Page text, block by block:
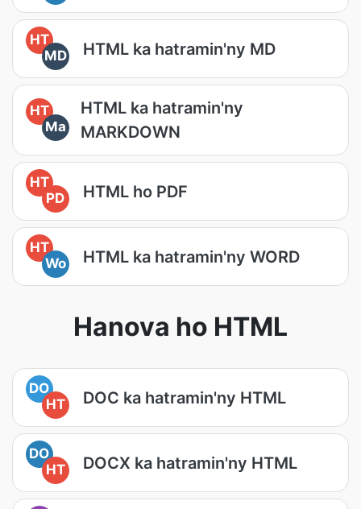
HT
MD
HTML ka hatramin'ny MD
HT
Ma
HTML ka hatramin'ny
MARKDOWN
HT
PD
HTML ho PDF
HT
Wo
HTML ka hatramin'ny WORD
Hanova ho HTML
DO
HT
DOC ka hatramin'ny HTML
DO
HT
DOCX ka hatramin'ny HTML